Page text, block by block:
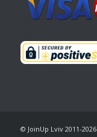
© JoinUp Lviv 2011-2026